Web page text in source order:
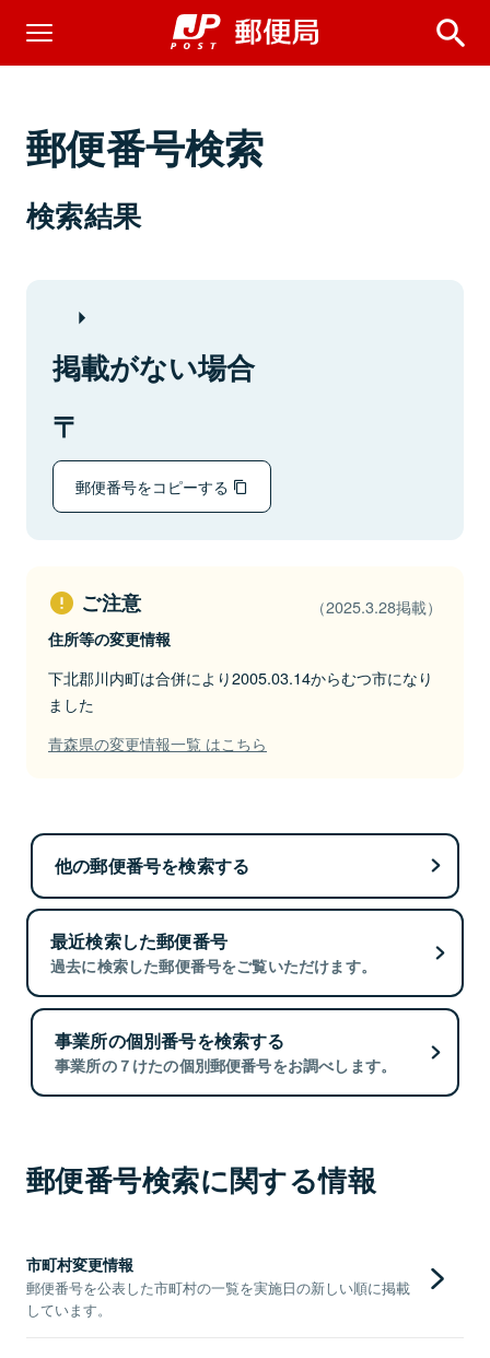
郵便番号検索
検索結果
掲載がない場合
郵便番号をコピーする
ご注意 （2025.3.28掲載）
住所等の変更情報
下北郡川内町は合併により2005.03.14からむつ市になり
ました
青森県の変更情報一覧 はこちら
他の郵便番号を検索する
最近検索した郵便番号
過去に検索した郵便番号をご覧いただけます。
事業所の個別番号を検索する
事業所の７けたの個別郵便番号をお調べします。
郵便番号検索に関する情報
市町村変更情報
郵便番号を公表した市町村の一覧を実施日の新しい順に掲載
しています。